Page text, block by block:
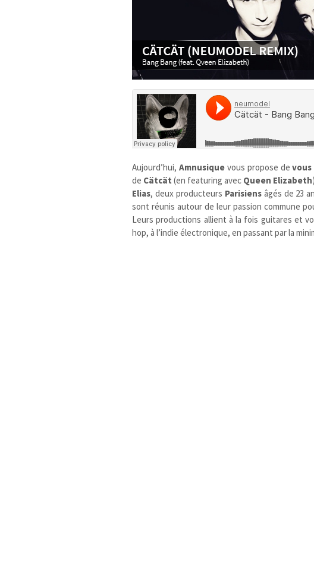
Aujourd’hui, Amnusiquevous propose devous
de Cätcät (en featuring avec Queen Elizabeth
Elias, deux producteurs Parisiensâgés de 23
sont réunis autour de leur passion commune
Leurs productions allient à la fois guitares et
hop, à l’indie électronique, en passant par la